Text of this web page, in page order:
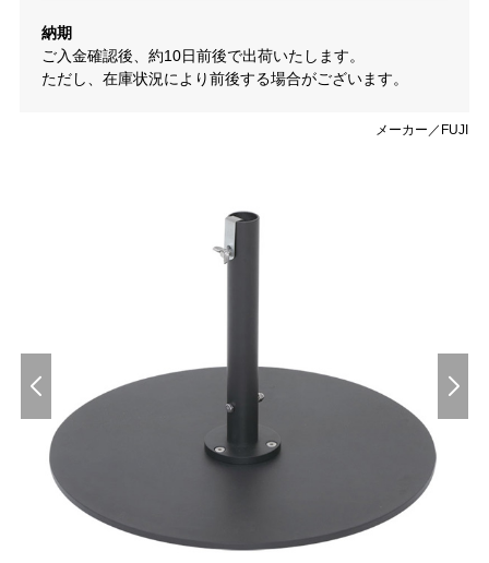
メーカー／FUJI
納期
ご入金確認後、約10日前後で出荷いたします。
ただし、在庫状況により前後する場合がございます。